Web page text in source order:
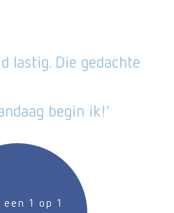
lastig. Die gedachte
begin ik!’
een 1 op 1